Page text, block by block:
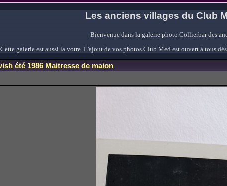
Les anciens villages du Club
Bienvenue dans la galerie photo Collierbar des
Cette galerie est aussi la votre. L'ajout de vos photos Club Med est ouvert à tous
été 1986 Maitresse de maion